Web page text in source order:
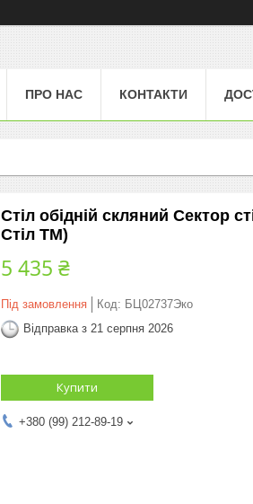
ПРО НАС КОНТАКТИ
Стіл обідній скляний Сектор
Стіл ТМ)
5 435 ₴
Під замовлення Код: БЦ02737Эко
Відправка з 21 серпня 2026
Купити
+380 (99) 212-89-19